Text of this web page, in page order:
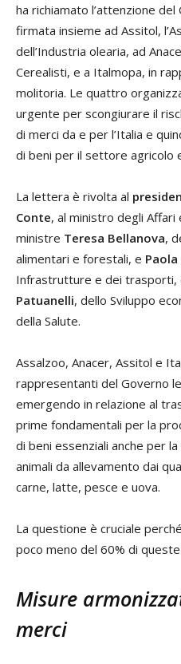
ha richiamato l’attenzione
firmata insieme ad Assitol,
dell’Industria olearia, ad
Cerealisti, e a Italmopa, in
molitoria. Le quattro
urgente per scongiurare il
di merci da e per l’Italia e
di beni per il settore agricolo
La lettera è rivolta al
Conte, al ministro degli Affari
ministre Teresa Bellanova,
alimentari e forestali, e
Infrastrutture e dei trasporti,
Patuanelli, dello Sviluppo
della Salute.
Assalzoo, Anacer, Assitol e
rappresentanti del Governo
emergendo in relazione al
prime fondamentali per la
di beni essenziali anche per
animali da allevamento dai
carne, latte, pesce e uova.
La questione è cruciale
poco meno del 60% di
Misure
merci